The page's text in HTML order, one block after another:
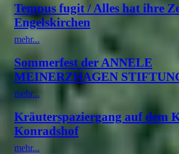
Tempus fugit / Alles hat ihre
Engelskirchen
mehr...
Sommerfest der ANNELE
MEINERZHAGEN
mehr...
Kräuterspaziergang auf dem
Konradshof
mehr...